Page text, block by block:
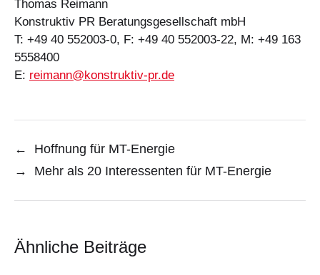
Thomas Reimann
Konstruktiv PR Beratungsgesellschaft mbH
T: +49 40 552003-0, F: +49 40 552003-22, M: +49 163
5558400
E: reimann@konstruktiv-pr.de
←
Hoffnung für MT-Energie
→
Mehr als 20 Interessenten für MT-Energie
Ähnliche Beiträge